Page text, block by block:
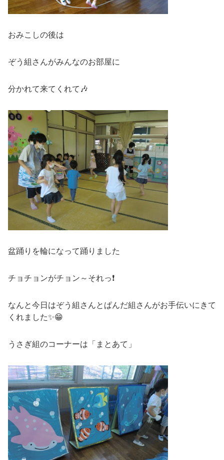
おみこしの後は
ぞう組さんがみんなのお部屋に
分かれて来てくれて🎶
盆踊りを輪になって踊りました
チョチョンがチョン～それっ❗
なんと今日はぞう組さんとぱんだ組さんがお手伝いにきて
くれました✨😁
うさぎ組のコーナーは「まとあて」